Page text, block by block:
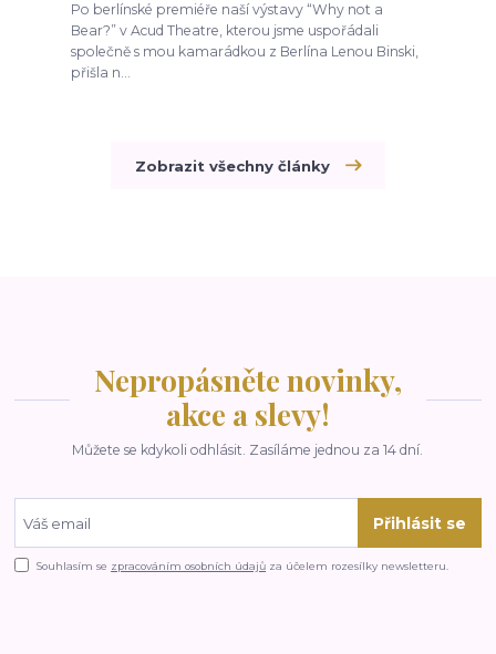
Po berlínské premiéře naší výstavy “Why not a
Bear?” v Acud Theatre, kterou jsme uspořádali
společně s mou kamarádkou z Berlína Lenou Binski,
přišla n...
Zobrazit všechny články
Nepropásněte novinky,
akce a slevy!
Můžete se kdykoli odhlásit. Zasíláme jednou za 14 dní.
Přihlásit se
Souhlasím se zpracováním osobních údajů za účelem rozesílky newsletteru.